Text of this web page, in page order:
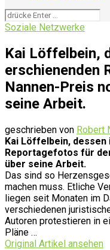
Soziale Netzwerke
Kai Löffelbein,
erschienenden
Nannen-Preis
seine Arbeit.
geschrieben von Robert
Kai Löffelbein,
Reportagefotos für
über seine Arbeit.
Das sind so
machen muss. Etliche
liegen seit Monaten im
verschiedenen
Autoren protestieren in
Pläne …
Original Artikel ansehen